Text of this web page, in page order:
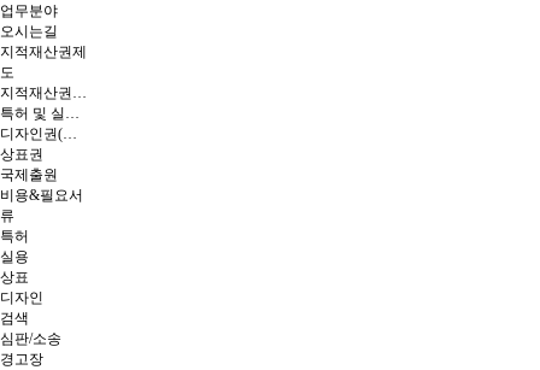
업무분야
오시는길
지적재산권제
도
지적재산권이란
특허 및 실용신안
디자인권(의장)
상표권
국제출원
비용&필요서
류
특허
실용
상표
디자인
검색
심판/소송
경고장